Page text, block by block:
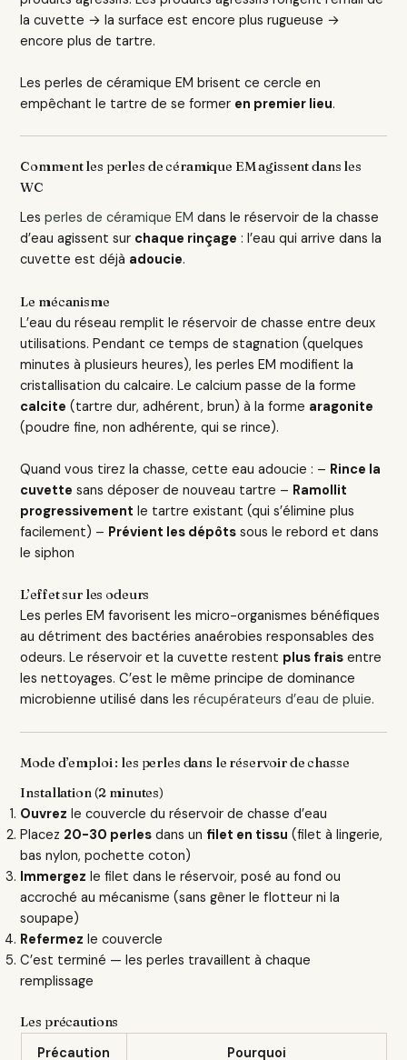
la cuvette → la surface est encore plus rugueuse →
encore plus de tartre.
Les perles de céramique EM brisent ce cercle en
empêchant le tartre de se former en premier lieu.
Comment les perles de céramique EM agissent dans les
WC
Lesperles de céramique EM dans le réservoir de la chasse
d’eau agissent sur chaque rinçage : l’eau qui arrive dans la
cuvette est déjà adoucie.
Le mécanisme
L’eau du réseau remplit le réservoir de chasse entre deux
utilisations. Pendant ce temps de stagnation (quelques
minutes à plusieurs heures), les perles EM modifient la
cristallisation du calcaire. Le calcium passe de la forme
calcite (tartre dur, adhérent, brun) à la forme aragonite
(poudre fine, non adhérente, qui se rince).
Quand vous tirez la chasse, cette eau adoucie : – Rince la
cuvette sans déposer de nouveau tartre – Ramollit
progressivement le tartre existant (qui s’élimine plus
facilement) – Prévient les dépôts sous le rebord et dans
le siphon
L’effet sur les odeurs
Les perles EM favorisent les micro-organismes bénéfiques
au détriment des bactéries anaérobies responsables des
odeurs. Le réservoir et la cuvette restent plus frais entre
les nettoyages. C’est le même principe de dominance
microbienne utilisé dans lesrécupérateurs d’eau de pluie.
Mode d’emploi : les perles dans le réservoir de chasse
Installation (2 minutes)
Ouvrez le couvercle du réservoir de chasse d’eau
Placez 20-30 perles dans un filet en tissu (filet à lingerie,
bas nylon, pochette coton)
Immergez le filet dans le réservoir, posé au fond ou
accroché au mécanisme (sans gêner le flotteur ni la
soupape)
Refermez le couvercle
C’est terminé — les perles travaillent à chaque
remplissage
Les précautions
Précaution Pourquoi